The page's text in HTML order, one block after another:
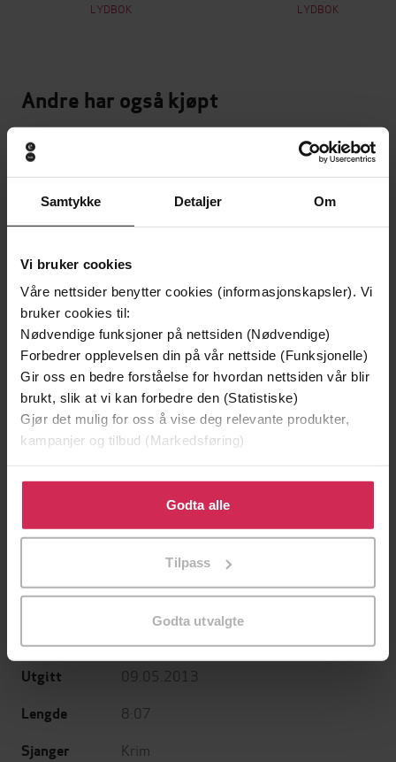
Samtykke Detaljer Om
Vi bruker cookies
Våre nettsider benytter cookies (informasjonskapsler). Vi
bruker cookies til:
Nødvendige funksjoner på nettsiden (Nødvendige)
Forbedrer opplevelsen din på vår nettside (Funksjonelle)
Gir oss en bedre forståelse for hvordan nettsiden vår blir
brukt, slik at vi kan forbedre den (Statistiske)
Gjør det mulig for oss å vise deg relevante produkter,
kampanjer og tilbud (Markedsføring)
Klikk på «Godta alle» for å gi oss ditt samtykke til å
bruke cookies for alle disse formålene. Du kan også
tilpasse ditt samtykke til spesifikke formål ved å klikke
Godta alle
Tilpass
Godta utvalgte
LYDBOK LYDBOK
Andre har også kjøpt
199,-
Minnesota
EBOK
Premium
349,-
EBOK
Forfattere
(innleser)
Utgitt 09.05.2013
Lengde 8:07
Sjanger Krim